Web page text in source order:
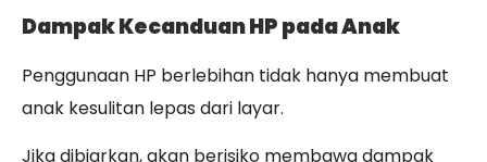
Dampak Kecanduan HP pada Anak
Penggunaan HP berlebihan tidak hanya membuat
anak kesulitan lepas dari layar.
Jika dibiarkan, akan berisiko membawa dampak